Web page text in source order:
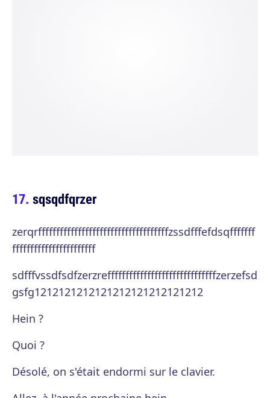
sqsqdfqrzer
zerqrffffffffffffffffffffffffffffffffffffzssdfffefdsqfffffff
fffffffffffffffffffffff
sdfffvssdfsdfzerzreffffffffffffffffffffffffffffffzerzefsd
gsfg1212121212121212121212121212
Hein ?
Quoi ?
Désolé, on s'était endormi sur le clavier.